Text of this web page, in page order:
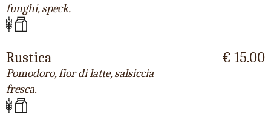
funghi, speck.
Rustica
Pomodoro, fior di latte, salsiccia
fresca.
€ 15.00